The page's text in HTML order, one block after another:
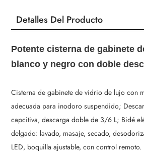
Detalles Del Producto
Potente cisterna de gabinete
blanco y negro con doble
Cisterna de gabinete de vidrio de lujocon
adecuada para inodoro suspendido;
capcitiva, descarga doble de 3/6 L; Bidé
delgado: lavado, masaje, secado,
LED, boquilla ajustable, con control remoto.